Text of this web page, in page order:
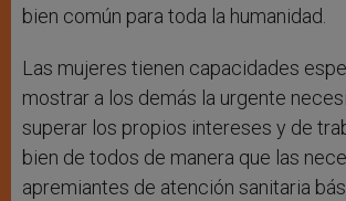
bien común para toda la humanidad.
Las mujeres tienen capacidades
mostrar a los demás la urgente
superar los propios intereses y de
bien de todos de manera que las
apremiantes de atención sanitaria